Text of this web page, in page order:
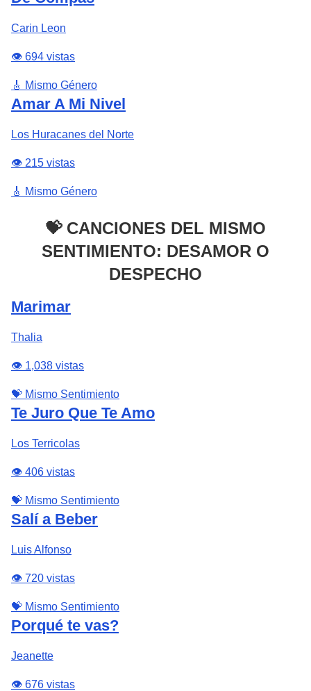
Carin Leon
👁️ 694 vistas
🎸 Mismo Género
Amar A Mi Nivel
Los Huracanes del Norte
👁️ 215 vistas
🎸 Mismo Género
💝 CANCIONES DEL MISMO
SENTIMIENTO: DESAMOR O
DESPECHO
Marimar
Thalia
👁️ 1,038 vistas
💝 Mismo Sentimiento
Te Juro Que Te Amo
Los Terricolas
👁️ 406 vistas
💝 Mismo Sentimiento
Salí a Beber
Luis Alfonso
👁️ 720 vistas
💝 Mismo Sentimiento
Porqué te vas?
Jeanette
👁️ 676 vistas